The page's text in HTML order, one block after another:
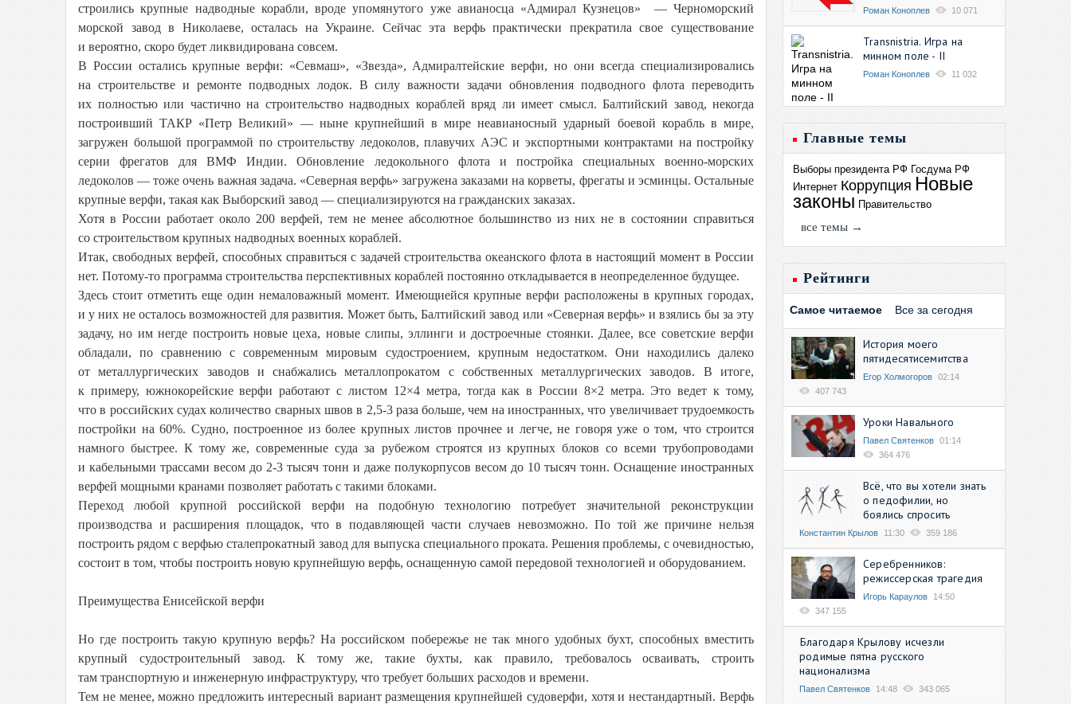
строились крупные надводные корабли, вроде упомянутого уже авианосца «Адмирал Кузнецов» — Черноморский
морской завод в Николаеве, осталась на Украине. Сейчас эта верфь практически прекратила свое существование
и вероятно, скоро будет ликвидирована совсем.
В России остались крупные верфи: «Севмаш», «Звезда», Адмиралтейские верфи, но они всегда специализировались
на строительстве и ремонте подводных лодок. В силу важности задачи обновления подводного флота переводить
их полностью или частично на строительство надводных кораблей вряд ли имеет смысл. Балтийский завод, некогда
построивший ТАКР «Петр Великий» — ныне крупнейший в мире неавианосный ударный боевой корабль в мире,
загружен большой программой по строительству ледоколов, плавучих АЭС и экспортными контрактами на постройку
серии фрегатов для ВМФ Индии. Обновление ледокольного флота и постройка специальных военно-морских
ледоколов — тоже очень важная задача. «Северная верфь» загружена заказами на корветы, фрегаты и эсминцы. Остальные
крупные верфи, такая как Выборский завод — специализируются на гражданских заказах.
Хотя в России работает около 200 верфей, тем не менее абсолютное большинство из них не в состоянии справиться
со строительством крупных надводных военных кораблей.
Итак, свободных верфей, способных справиться с задачей строительства океанского флота в настоящий момент в России
нет. Потому-то программа строительства перспективных кораблей постоянно откладывается в неопределенное будущее.
Здесь стоит отметить еще один немаловажный момент. Имеющиейся крупные верфи расположены в крупных городах,
и у них не осталось возможностей для развития. Может быть, Балтийский завод или «Северная верфь» и взялись бы за эту
задачу, но им негде построить новые цеха, новые слипы, эллинги и достроечные стоянки. Далее, все советские верфи
обладали, по сравнению с современным мировым судостроением, крупным недостатком. Они находились далеко
от металлургических заводов и снабжались металлопрокатом с собственных металлургических заводов. В итоге,
к примеру, южнокорейские верфи работают с листом 12×4 метра, тогда как в России 8×2 метра. Это ведет к тому,
что в российских судах количество сварных швов в 2,5-3 раза больше, чем на иностранных, что увеличивает трудоемкость
постройки на 60%. Судно, построенное из более крупных листов прочнее и легче, не говоря уже о том, что строится
намного быстрее. К тому же, современные суда за рубежом строятся из крупных блоков со всеми трубопроводами
и кабельными трассами весом до 2-3 тысяч тонн и даже полукорпусов весом до 10 тысяч тонн. Оснащение иностранных
верфей мощными кранами позволяет работать с такими блоками.
Переход любой крупной российской верфи на подобную технологию потребует значительной реконструкции
производства и расширения площадок, что в подавляющей части случаев невозможно. По той же причине нельзя
построить рядом с верфью сталепрокатный завод для выпуска специального проката. Решения проблемы, с очевидностью,
состоит в том, чтобы построить новую крупнейшую верфь, оснащенную самой передовой технологией и оборудованием.
Преимущества Енисейской верфи
Но где построить такую крупную верфь? На российском побережье не так много удобных бухт, способных вместить
крупный судостроительный завод. К тому же, такие бухты, как правило, требовалось осваивать, строить
там транспортную и инженерную инфраструктуру, что требует больших расходов и времени.
Тем не менее, можно предложить интересный вариант размещения крупнейшей судоверфи, хотя и нестандартный. Верфь
Роман Коноплев 10 071
Transnistria. Игра на
минном поле - II
Роман Коноплев 11 032
Главные темы
Выборы президента РФ Госдума РФ
Интернет Коррупция Новые
законы Правительство
все темы →
Рейтинги
Самое читаемое Все за сегодня
История моего
пятидесятисемитства
Егор Холмогоров 02:14
407 743
Уроки Навального
Павел Святенков 01:14
364 476
Всё, что вы хотели знать
о педофилии, но
боялись спросить
Константин Крылов 11:30 359 186
Серебренников:
режиссерская трагедия
Игорь Караулов
14:50
347 155
Благодаря Крылову исчезли
родимые пятна русского
национализма
Павел Святенков 14:48 343 065